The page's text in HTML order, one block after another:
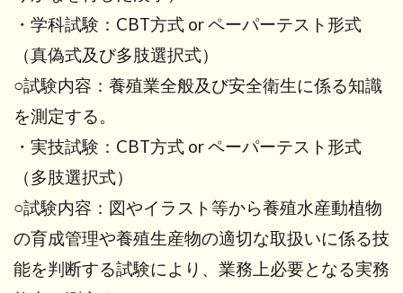
・学科試験：CBT方式 or ペーパーテスト形式
（真偽式及び多肢選択式）
○試験内容：養殖業全般及び安全衛生に係る知識
を測定する。
・実技試験：CBT方式 or ペーパーテスト形式
（多肢選択式）
○試験内容：図やイラスト等から養殖水産動植物
の育成管理や養殖生産物の適切な取扱いに係る技
能を判断する試験により、業務上必要となる実務